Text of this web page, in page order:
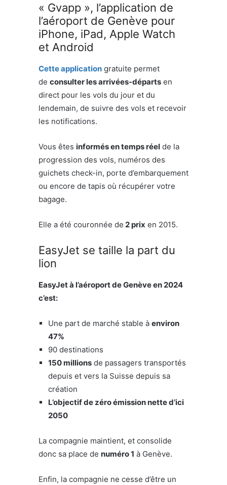
« Gvapp », l’application de
l’aéroport de Genève pour
iPhone, iPad, Apple Watch
et Android
Cette application gratuite permet
de consulter les arrivées-départs en
direct pour les vols du jour et du
lendemain, de suivre des vols et recevoir
les notifications.
Vous êtes informés en temps réel de la
progression des vols, numéros des
guichets check-in, porte d’embarquement
ou encore de tapis où récupérer votre
bagage.
Elle a été couronnée de 2 prix en 2015.
EasyJet se taille la part du
lion
EasyJet à l’aéroport de Genève en 2024
c’est:
Une part de marché stable à environ
47%
90 destinations
150 millions de passagers transportés
depuis et vers la Suisse depuis sa
création
L’objectif de zéro émission nette d’ici
2050
La compagnie maintient, et consolide
donc sa place de numéro 1 à Genève.
Enfin, la compagnie ne cesse d’être un